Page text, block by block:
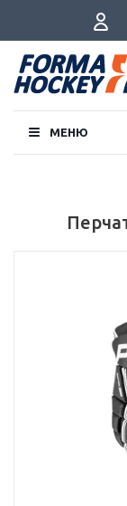
МЕНЮ